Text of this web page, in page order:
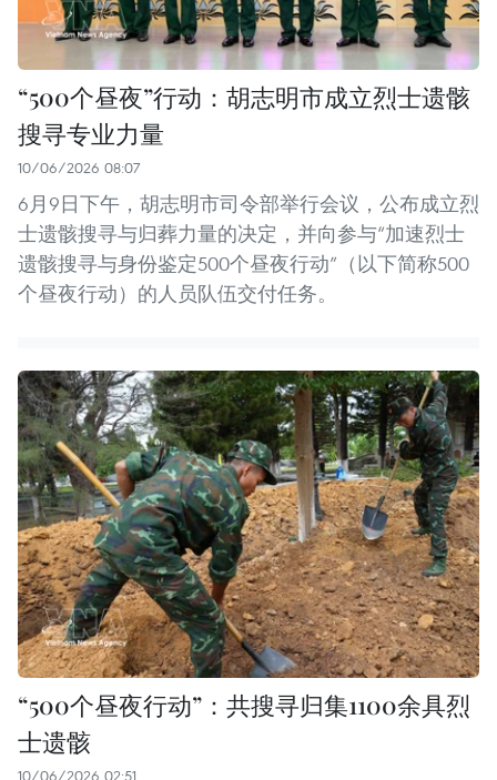
“500个昼夜”行动：胡志明市成立烈士遗骸
搜寻专业力量
10/06/2026 08:07
6月9日下午，胡志明市司令部举行会议，公布成立烈
士遗骸搜寻与归葬力量的决定，并向参与“加速烈士
遗骸搜寻与身份鉴定500个昼夜行动”（以下简称500
个昼夜行动）的人员队伍交付任务。
“500个昼夜行动”：共搜寻归集1100余具烈
士遗骸
10/06/2026 02:51